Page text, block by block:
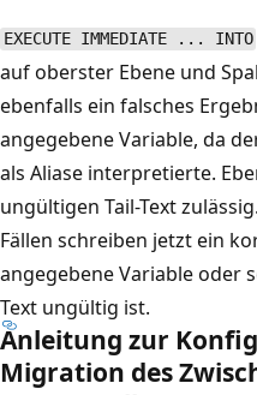
EXECUTE IMMEDIATE ... INTO
auf oberster Ebene und
ebenfalls ein falsches
angegebene Variable, da
als Aliase interpretierte.
ungültigen Tail-Text
Fällen schreiben jetzt ein
angegebene Variable oder
Text ungültig ist.
Anleitung zur
Migration des